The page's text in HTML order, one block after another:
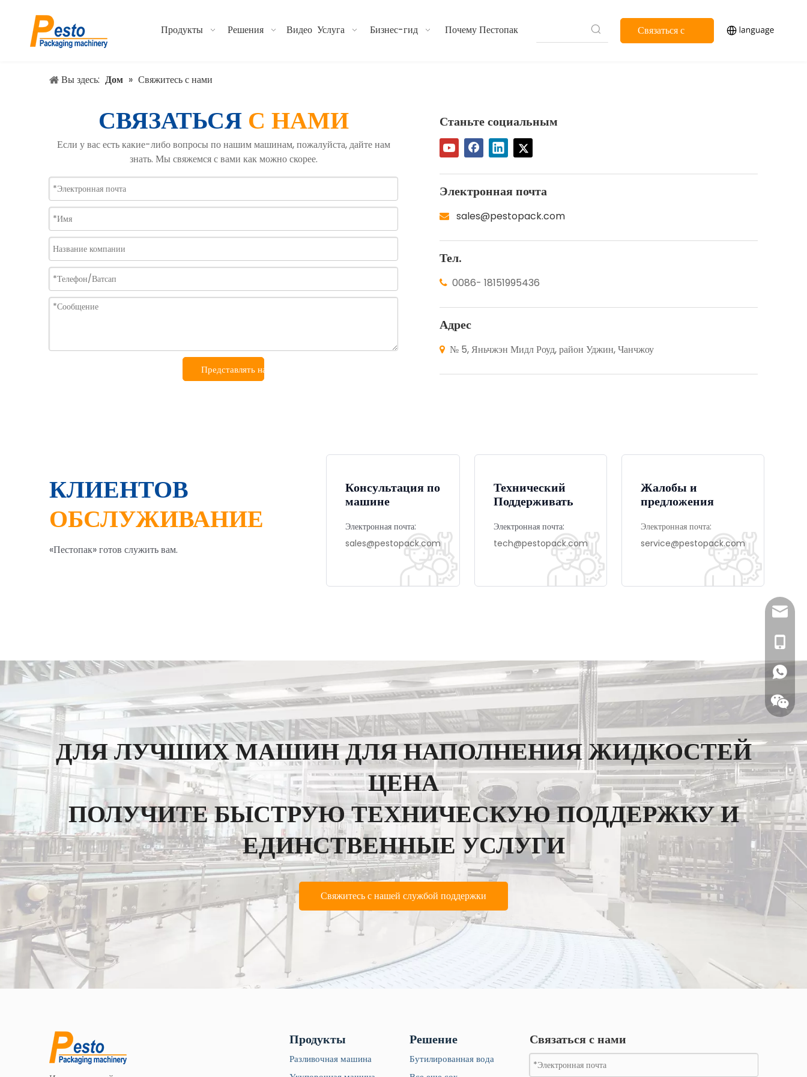
Продукты Решения Видео Услуга Бизнес-гид Почему Пестопак
Связаться с
Вы здесь: Дом » Свяжитесь с нами
СВЯЗАТЬСЯ С НАМИ
Если у вас есть какие-либо вопросы по нашим машинам, пожалуйста, дайте нам
знать. Мы свяжемся с вами как можно скорее.
Представлять на рассмотрение
Станьте социальным
Электронная почта
 sales@pestopack.com
Тел.
 0086- 18151995436
Адрес
 № 5, Яньчжэн Мидл Роуд, район Уджин, Чанчжоу
КЛИЕНТОВ
ОБСЛУЖИВАНИЕ
«Пестопак» готов служить вам.
Консультация по
машине
Электронная почта:
sales@pestopack.com
Технический
Поддерживать
Электронная почта:
tech@pestopack.com
Жалобы и
предложения
Электронная почта:
service@pestopack.com
ДЛЯ ЛУЧШИХ МАШИН ДЛЯ НАПОЛНЕНИЯ ЖИДКОСТЕЙ
ЦЕНА
ПОЛУЧИТЕ БЫСТРУЮ ТЕХНИЧЕСКУЮ ПОДДЕРЖКУ И
ЕДИНСТВЕННЫЕ УСЛУГИ
Свяжитесь с нашей службой поддержки
Вичат
Продукты
Разливочная машина
Решение
Бутилированная вода
Связаться с нами